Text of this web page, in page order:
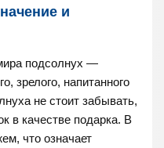
и
подсолнух —
зрелого, напитанного
не стоит забывать,
в качестве подарка. В
что означает